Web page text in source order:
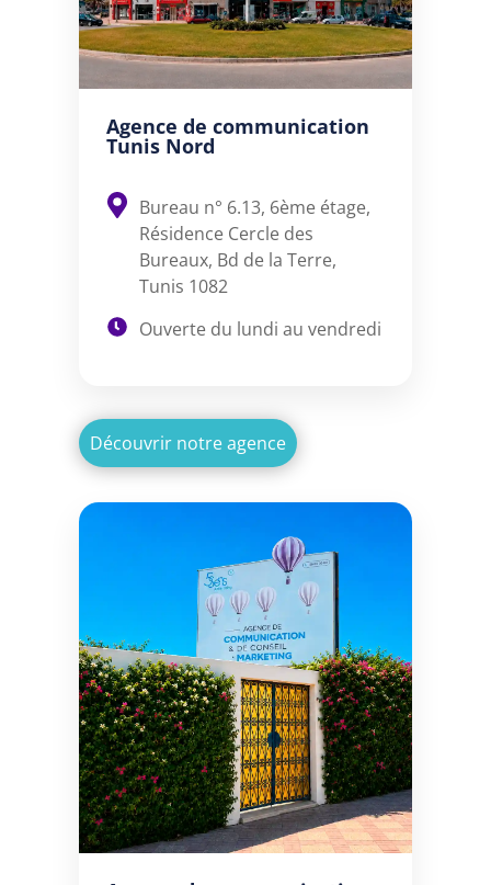
Agence de communication
Tunis Nord
Bureau n° 6.13, 6ème étage,
Résidence Cercle des
Bureaux, Bd de la Terre,
Tunis 1082
Ouverte du lundi au vendredi
Découvrir notre agence